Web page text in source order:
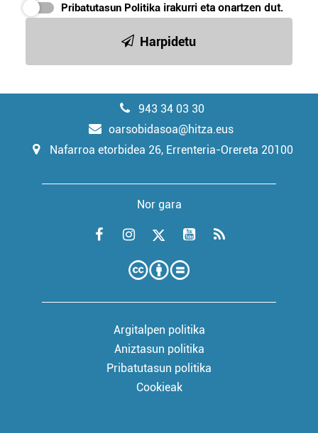
Pribatutasun Politika irakurri eta onartzen dut.
Harpidetu
943 34 03 30
oarsobidasoa@hitza.eus
Nafarroa etorbidea 26, Errenteria-Orereta 20100
Nor gara
Argitalpen politika
Aniztasun politika
Pribatutasun politika
Cookieak